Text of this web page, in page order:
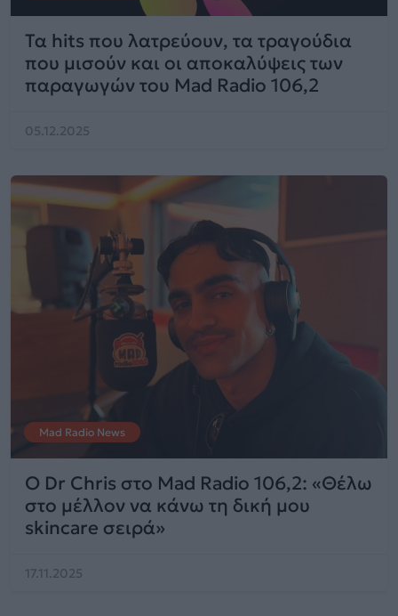
Τα hits που λατρεύουν, τα τραγούδια
που μισούν και οι αποκαλύψεις των
παραγωγών του Mad Radio 106,2
05.12.2025
Mad Radio News
Ο Dr Chris στο Mad Radio 106,2: «Θέλω
στο μέλλον να κάνω τη δική μου
skincare σειρά»
17.11.2025